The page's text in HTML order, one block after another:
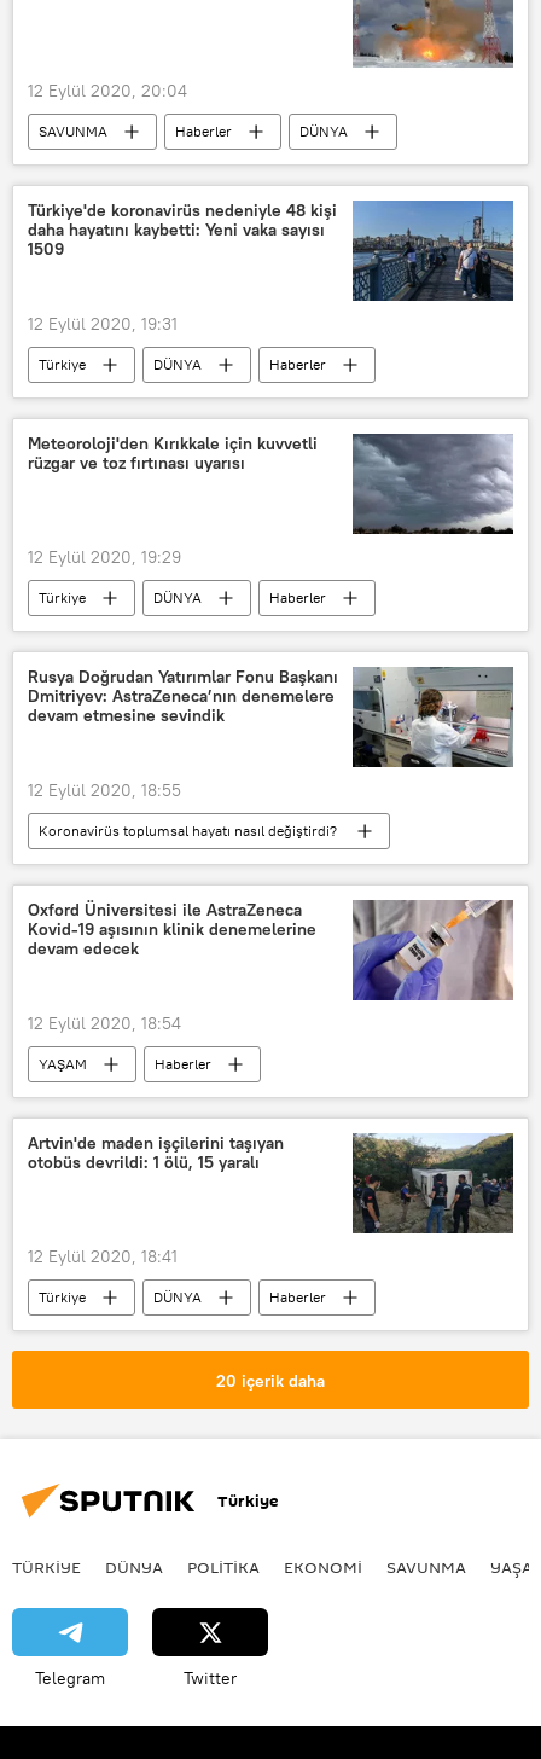
12 Eylül 2020, 20:04
SAVUNMA Haberler
DÜNYA
Rusya
Çin
Sarmat
Avangard
Yars RS-24
Rusya Stratejik Füze Kuvvetleri
Türkiye'de koronavirüs nedeniyle 48 kişi
daha hayatını kaybetti: Yeni vaka sayısı
1509
12 Eylül 2020, 19:31
Türkiye DÜNYA
Haberler
KORONAVİRÜS
Türkiye’de Kovid-19 salgını
Meteoroloji'den Kırıkkale için kuvvetli
rüzgar ve toz fırtınası uyarısı
12 Eylül 2020, 19:29
Türkiye DÜNYA
Haberler
Meteoroloji Genel Müdürlüğü
Kırıkkale
Toz fırtınası rüzgar
Rusya Doğrudan Yatırımlar Fonu Başkanı
Dmitriyev: AstraZeneca’nın denemelere
devam etmesine sevindik
12 Eylül 2020, 18:55
Koronavirüs toplumsal hayatı nasıl değiştirdi?
DÜNYA
Haberler
Avrupa
KORONAVİRÜS
AstraZeneca
Rusya
Koronavirüs aşısı
Sputnik V
Oxford Üniversitesi ile AstraZeneca
Kovid-19 aşısının klinik denemelerine
devam edecek
12 Eylül 2020, 18:54
YAŞAM
Haberler
KORONAVİRÜS
AstraZeneca
Koronavirüs aşısı
Oxford Üniversitesi
Kovid-19
Artvin'de maden işçilerini taşıyan
otobüs devrildi: 1 ölü, 15 yaralı
12 Eylül 2020, 18:41
Türkiye DÜNYA
Haberler
Artvin
Maden
Madenci
20 içerik daha
Türkiye
TÜRKIYE DÜNYA POLİTİKA EKONOMİ SAVUNMA
Telegram Twitter